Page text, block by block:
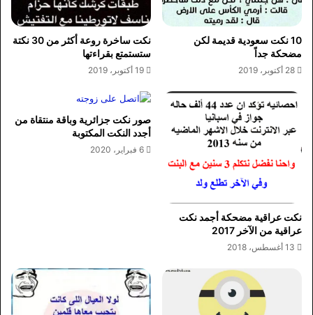
10 نكت سعودية قديمة لكن
مضحكة جداً
28 أكتوبر، 2019
نكت ساخرة روعة أكثر من 30 نكتة
ستستمتع بقراءتها
19 أكتوبر، 2019
نكت عراقية مضحكة أجمد نكت
عراقية من الآخر 2017
13 أغسطس، 2018
صور نكت جزائرية وباقة منتقاة من
أجدد النكت المكتوبة
6 فبراير، 2020